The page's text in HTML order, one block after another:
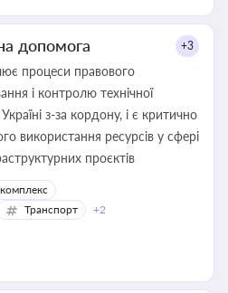
допомога +3
процеси правового
і контролю технічної
з-за кордону, і є критично
використання ресурсів у сфері
проєктів
Транспорт +2